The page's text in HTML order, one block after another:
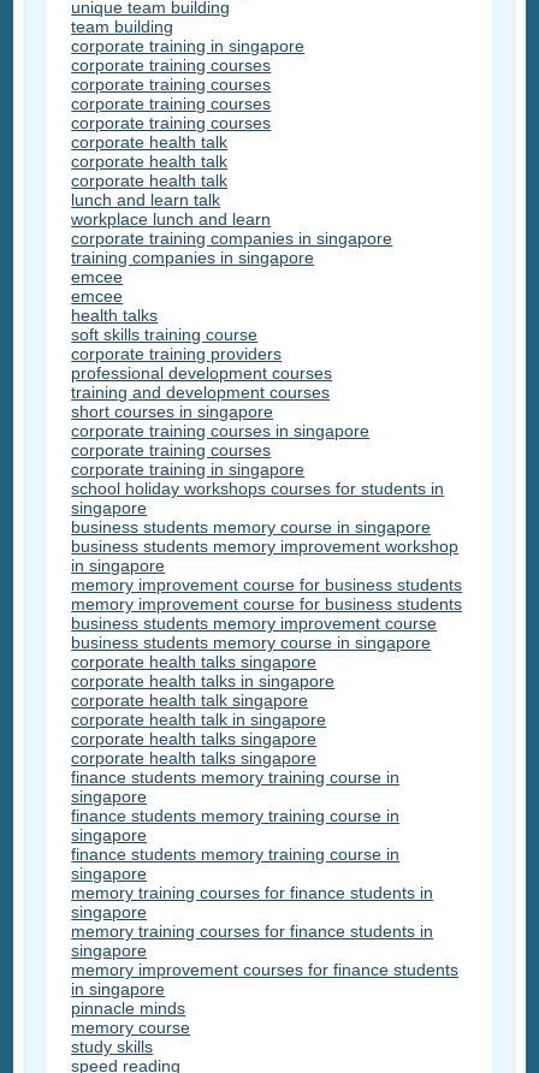
unique team building
team building
corporate training in singapore
corporate training courses
corporate training courses
corporate training courses
corporate training courses
corporate health talk
corporate health talk
corporate health talk
lunch and learn talk
workplace lunch and learn
corporate training companies in singapore
training companies in singapore
emcee
emcee
health talks
soft skills training course
corporate training providers
professional development courses
training and development courses
short courses in singapore
corporate training courses in singapore
corporate training courses
corporate training in singapore
school holiday workshops courses for students in
singapore
business students memory course in singapore
business students memory improvement workshop
in singapore
memory improvement course for business students
memory improvement course for business students
business students memory improvement course
business students memory course in singapore
corporate health talks singapore
corporate health talks in singapore
corporate health talk singapore
corporate health talk in singapore
corporate health talks singapore
corporate health talks singapore
finance students memory training course in
singapore
finance students memory training course in
singapore
finance students memory training course in
singapore
memory training courses for finance students in
singapore
memory training courses for finance students in
singapore
memory improvement courses for finance students
in singapore
pinnacle minds
memory course
study skills
speed reading